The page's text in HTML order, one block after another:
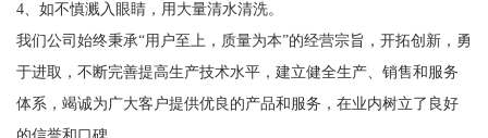
4、如不慎溅入眼睛，用大量清水清洗。
我们公司始终秉承“用户至上，质量为本”的经营宗旨，开拓创新，勇
于进取，不断完善提高生产技术水平，建立健全生产、销售和服务
体系，竭诚为广大客户提供优良的产品和服务，在业内树立了良好
的信誉和口碑。